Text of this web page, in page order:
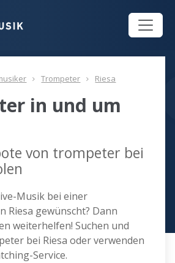
Trompeter Riesa
in und um
von trompeter bei
Musik bei einer
Riesa gewünscht? Dann
weiterhelfen! Suchen und
bei Riesa oder verwenden
Service.